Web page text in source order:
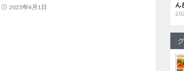
2025年4月1日
ん